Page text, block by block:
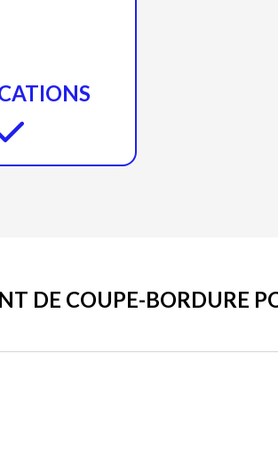
DE COUPE-BORDURE